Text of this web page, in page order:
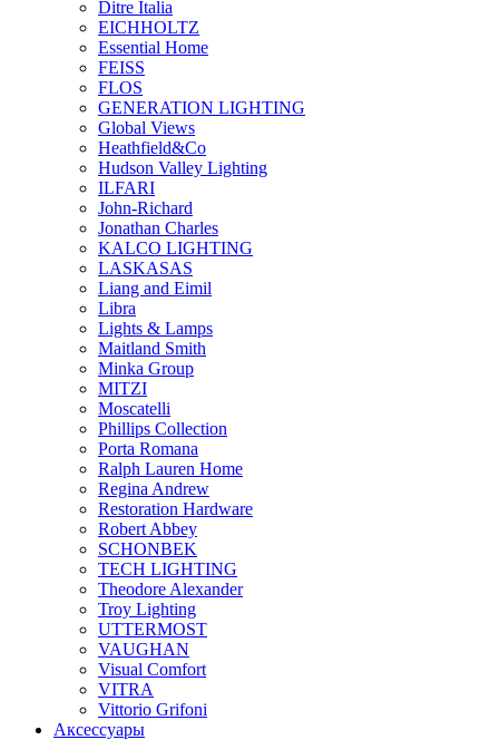
Ditre Italia
EICHHOLTZ
Essential Home
FEISS
FLOS
GENERATION LIGHTING
Global Views
Heathfield&Co
Hudson Valley Lighting
ILFARI
John-Richard
Jonathan Charles
KALCO LIGHTING
LASKASAS
Liang and Eimil
Libra
Lights & Lamps
Maitland Smith
Minka Group
MITZI
Moscatelli
Phillips Collection
Porta Romana
Ralph Lauren Home
Regina Andrew
Restoration Hardware
Robert Abbey
SCHONBEK
TECH LIGHTING
Theodore Alexander
Troy Lighting
UTTERMOST
VAUGHAN
Visual Comfort
VITRA
Vittorio Grifoni
Аксессуары